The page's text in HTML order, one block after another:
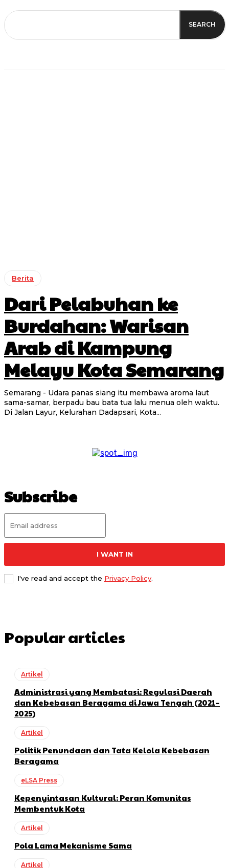
SEARCH
Berita
Dari Pelabuhan ke
Burdahan: Warisan
Arab di Kampung
Melayu Kota Semarang
Semarang - Udara panas siang itu membawa aroma laut
sama-samar, berpadu bau bata tua lalu menua oleh waktu.
Di Jalan Layur, Kelurahan Dadapsari, Kota...
Subscribe
I WANT IN
I've read and accept the Privacy Policy.
Popular articles
Artikel
Administrasi yang Membatasi: Regulasi Daerah
dan Kebebasan Beragama di Jawa Tengah (2021–
2025)
Artikel
Politik Penundaan dan Tata Kelola Kebebasan
Beragama
eLSA Press
Kepenyintasan Kultural: Peran Komunitas
Membentuk Kota
Artikel
Pola Lama Mekanisme Sama
Artikel